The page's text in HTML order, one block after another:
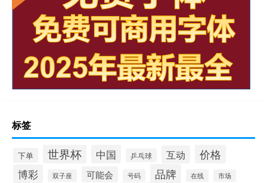
标签
下单 世界杯 中国 乒乓球 互动 价格
博彩 双子座 可能会 号码 品牌 在线 市场